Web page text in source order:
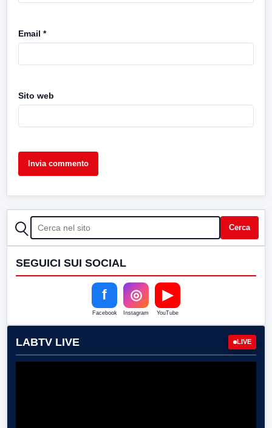
Email *
Sito web
CERCA Cerca
SEGUICI SUI SOCIAL
f
Facebook
◎
Instagram
▶
YouTube
LABTV LIVE LIVE